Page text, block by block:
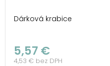
Dárková krabice
5,57 €
4,53 € bez DPH